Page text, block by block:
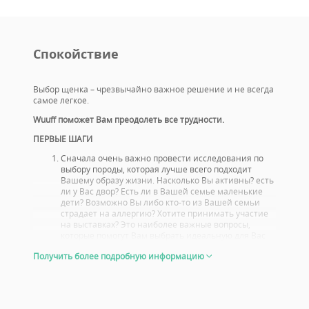
contact us byViber and Whatsapp too.
Спокойствие
Выбор щенка – чрезвычайно важное решение и не всегда
самое легкое.
Wuuff поможет Вам преодолеть все трудности.
ПЕРВЫЕ ШАГИ
Сначала очень важно провести исследования по
выбору породы, которая лучше всего подходит
Вашему образу жизни. Насколько Вы активны? есть
ли у Вас двор? Есть ли в Вашей семье маленькие
дети? Возможно Вы либо кто-то из Вашей семьи
страдает на аллергию? Хотите принимать участие
на выставках? Это наиболее важные вопросы,
Вам стоит также ознакомиться с проблемами со
Получить более подробную информацию